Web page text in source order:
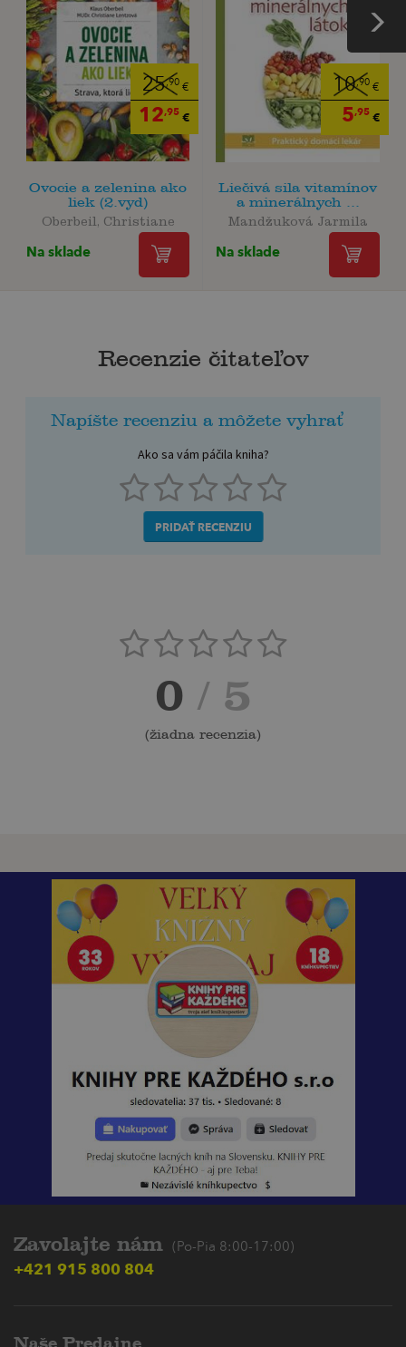
25,90€
12,95€
Ovocie a zelenina ako
liek (2.vyd)
Oberbeil, Christiane
Na sklade
10,90€
5,95€
Liečivá sila vitamínov
a minerálnych ...
Mandžuková Jarmila
Na sklade
Recenzie čitateľov
Napíšte recenziu a môžete vyhrať
Ako sa vám páčila kniha?
PRIDAŤ RECENZIU
0 / 5
(žiadna recenzia)
Zavolajte nám (Po-Pia 8:00-17:00)
+421 915 800 804